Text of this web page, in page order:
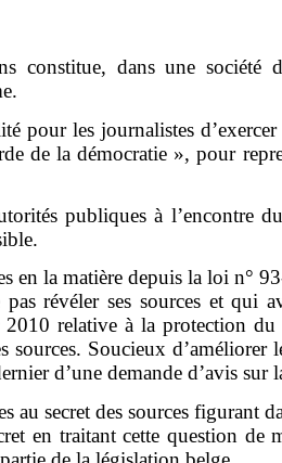
dans une société
pour les journalistes
de la démocratie », pour
publiques à l’encontre
en la matière depuis la loi n°
révéler ses sources et qui
relative à la protection du
sources. Soucieux
d’une demande d’avis sur
au secret des sources
en traitant cette question de